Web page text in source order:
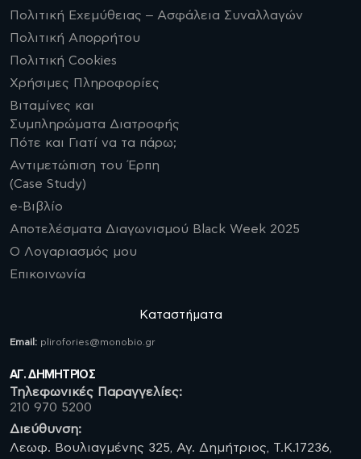
Πολιτική Εχεμύθειας – Ασφάλεια Συναλλαγών
Πολιτική Απορρήτου
Πολιτική Cookies
Χρήσιμες Πληροφορίες
Βιταμίνες και
Συμπληρώματα Διατροφής
Πότε και Γιατί να τα πάρω;
Αντιμετώπιση του Έρπη
(Case Study)
e-Βιβλίο
Αποτελέσματα Διαγωνισμού Black Week 2025
Ο Λογαριασμός μου
Επικοινωνία
Καταστήματα
Email: plirofories@monobio.gr
ΑΓ. ΔΗΜΗΤΡΙΟΣ
Τηλεφωνικές Παραγγελίες:
210 970 5200
Διεύθυνση:
Λεωφ. Βουλιαγμένης 325, Αγ. Δημήτριος, Τ.Κ.17236,